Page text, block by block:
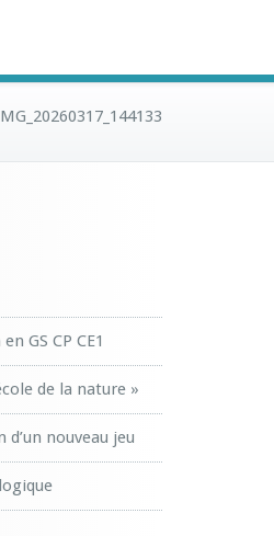
GS CP CE1
de la nature »
nouveau jeu